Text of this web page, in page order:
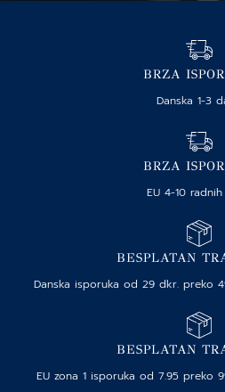
BRZA
Danska 1-3
BRZA
EU 4-10
BESPLATAN
Danska isporuka od 29 dkr. preko
BESPLATAN
EU zona 1 isporuka od 7.95 preko